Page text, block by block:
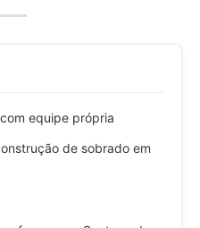
equipe própria
de sobrado em